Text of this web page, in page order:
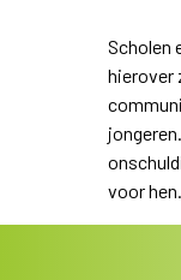
Scholen
hierover
voor hen.